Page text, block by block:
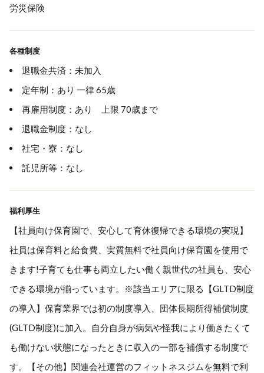
労災保険
各種制度
退職金共済：未加入
定年制：あり 一律 65歳
再雇用制度：あり 上限 70歳まで
退職金制度：なし
社宅・寮：なし
託児所等：なし
福利厚生
【社員向け保育園で、安心して育休復帰できる環境の実現】
社員は保育料と給食費、実質無料で社員向け保育園を使用で
きます!子育ても仕事も両立したい働く親世代の社員も、安心
できる環境が揃っています。※該当エリアに限る【GLTD制度
の導入】保育業界では初の制度導入、団体長期所得補償制度
(GLTD制度)に加入。自分自身が病気や怪我により働きたくて
も働けない状態になったときに収入の一部を補償する制度で
す。【その他】関連会社運営のフィットネスジムを無料で利